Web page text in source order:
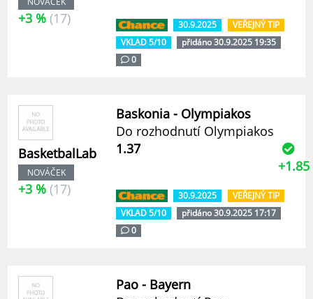
+3 % (17) 30.9.2025
VEŘEJNÝ TIP
VKLAD 5/10
přidáno 30.9.2025 19:35
0
BasketbalLab
NOVÁČEK
+3 % (17)
Baskonia - Olympiakos
Do rozhodnutí Olympiakos
1.37
+1.85
30.9.2025
VEŘEJNÝ TIP
VKLAD 5/10
přidáno 30.9.2025 17:17
0
Pao - Bayern